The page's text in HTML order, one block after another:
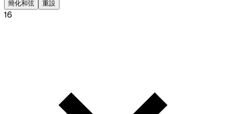
簡化和弦 重設
16